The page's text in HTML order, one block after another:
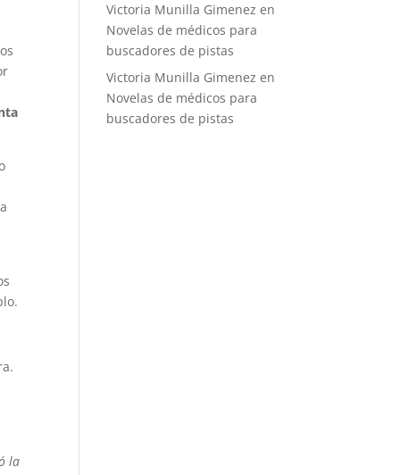
la
Victoria Munilla Gimenez en
Novelas de médicos para
buscadores de pistas
Victoria Munilla Gimenez en
Novelas de médicos para
buscadores de pistas